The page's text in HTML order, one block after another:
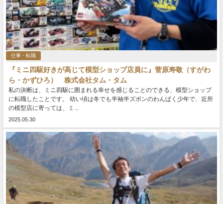
仕事・転職
『ミニ四駆好きが高じて模型ショップ店員に』菅原寿敬（すがわ
ら・かずひろ） 株式会社タム・タム
私の決断は、ミニ四駆に囲まれる幸せを感じることのできる、模型ショップ
に転職したことです。 幼い頃は冬でも半袖半ズボンのわんぱく少年で、近所
の模型店に寄っては、ミ...
2025.05.30